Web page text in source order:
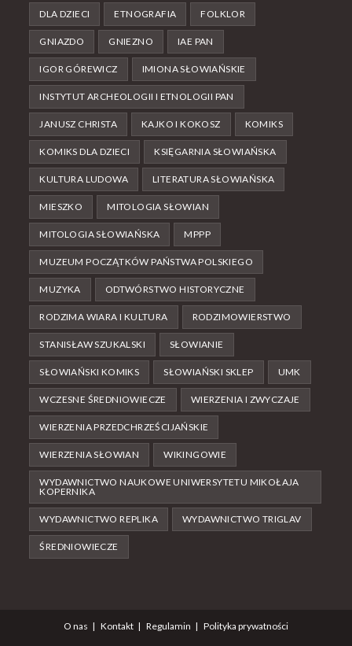
DLA DZIECI ETNOGRAFIA FOLKLOR
GNIAZDO GNIEZNO IAE PAN
IGOR GÓREWICZ IMIONA SŁOWIAŃSKIE
INSTYTUT ARCHEOLOGII I ETNOLOGII PAN
JANUSZ CHRISTA KAJKO I KOKOSZ KOMIKS
KOMIKS DLA DZIECI KSIĘGARNIA SŁOWIAŃSKA
KULTURA LUDOWA LITERATURA SŁOWIAŃSKA
MIESZKO MITOLOGIA SŁOWIAN
MITOLOGIA SŁOWIAŃSKA MPPP
MUZEUM POCZĄTKÓW PAŃSTWA POLSKIEGO
MUZYKA ODTWÓRSTWO HISTORYCZNE
RODZIMA WIARA I KULTURA RODZIMOWIERSTWO
STANISŁAW SZUKALSKI SŁOWIANIE
SŁOWIAŃSKI KOMIKS SŁOWIAŃSKI SKLEP UMK
WCZESNE ŚREDNIOWIECZE WIERZENIA I ZWYCZAJE
WIERZENIA PRZEDCHRZEŚCIJAŃSKIE
WIERZENIA SŁOWIAN WIKINGOWIE
WYDAWNICTWO NAUKOWE UNIWERSYTETU MIKOŁAJA
KOPERNIKA
WYDAWNICTWO REPLIKA WYDAWNICTWO TRIGLAV
ŚREDNIOWIECZE
O nas Kontakt Regulamin Polityka prywatności